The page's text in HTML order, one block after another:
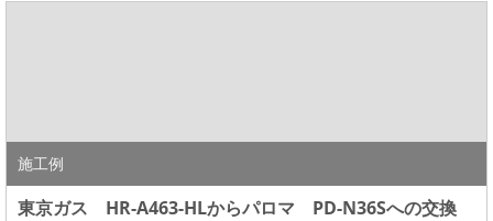
施工例
東京ガス HR-A463-HLからパロマ PD-N36Sへの交換